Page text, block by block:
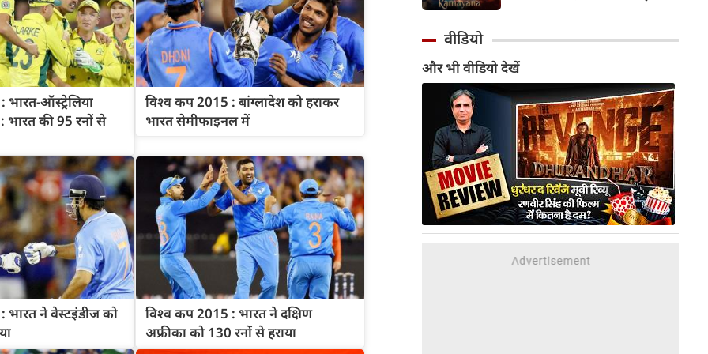
ऑस्ट्रेलिया
की 95 रनों से
विश्व कप 2015 : बांग्लादेश को हराकर
भारत सेमीफाइनल में
भारत ने वेस्टइंडीज को
विश्व कप 2015 : भारत ने दक्षिण
अफ्रीका को 130 रनों से हराया
मनोरंजन जगत से मदद के हाथ भी
और सोशल मीडिया पर तहलका
मचा दिया है।
वीडियो
और भी वीडियो देखें